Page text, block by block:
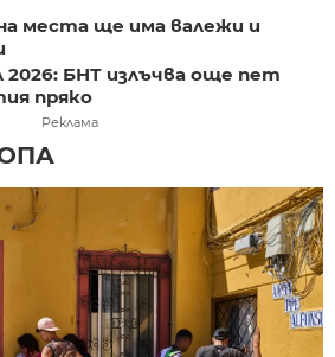
места ще има валежи и
2026: БНТ излъчва още пет
пряко
Реклама